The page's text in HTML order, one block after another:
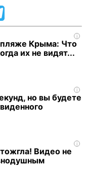
i
Крыма: Что
их не видят...
i
но вы будете
i
Видео не